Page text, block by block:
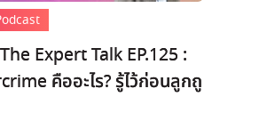
Expert Talk EP.125 :
คืออะไร? รู้ไว้ก่อนลูกถู